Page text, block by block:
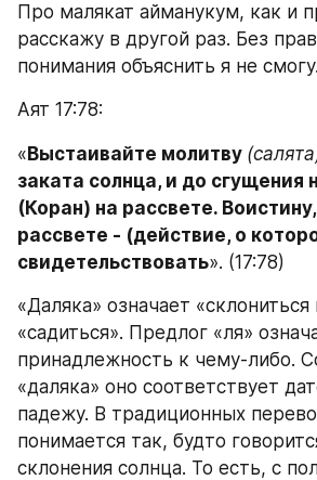
Про малякат айманукум, как и
расскажу в другой раз. Без
понимания объяснить я не смогу.
Аят 17:78:
«Выстаивайте молитву
заката солнца, и до сгущения
(Коран) на рассвете.
рассвете - (действие, о
свидетельствовать». (17:78)
«Даляка» означает «склониться
«садиться». Предлог «ля»
принадлежность к чему-либо.
«даляка» оно соответствует
падежу. В традиционных
понимается так, будто
склонения солнца. То есть, с